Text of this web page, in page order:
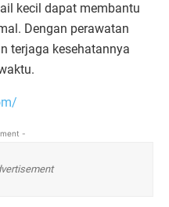
kecil dapat membantu
Dengan perawatan
terjaga kesehatannya
-